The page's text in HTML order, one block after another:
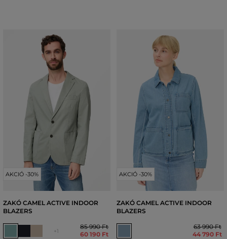
AKCIÓ -30%
ZAKÓ CAMEL ACTIVE INDOOR
BLAZERS
+1
85 990 Ft
60 190 Ft
AKCIÓ -30%
ZAKÓ CAMEL ACTIVE INDOOR
BLAZERS
63 990 Ft
44 790 Ft